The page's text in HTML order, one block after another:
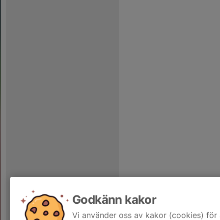
Godkänn kakor
Vi använder oss av kakor (cookies)